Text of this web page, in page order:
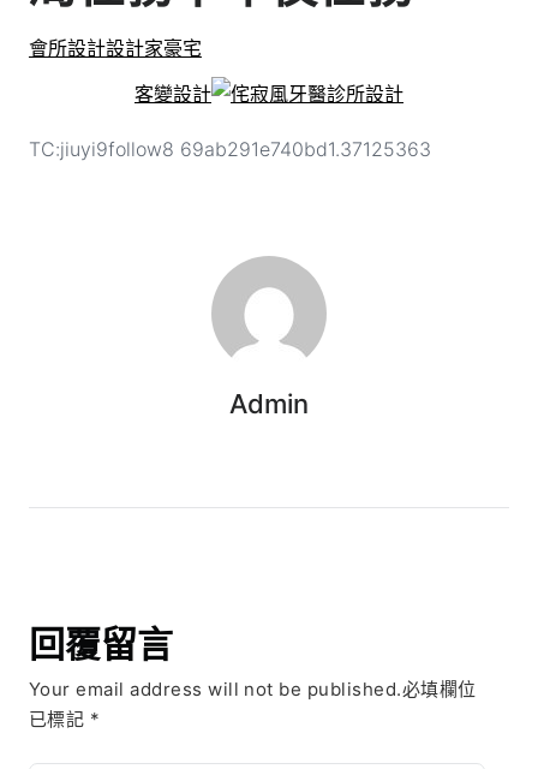
會所設計設計家豪宅
客變設計
侘寂風牙醫診所設計
TC:jiuyi9follow8 69ab291e740bd1.37125363
Admin
回覆留言
Your email address will not be published.必填欄位
已標記 *